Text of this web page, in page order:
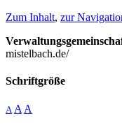
Zum Inhalt, zur
mistelbach.de/
Schriftgröße
A A A